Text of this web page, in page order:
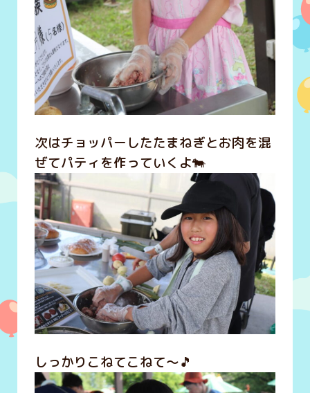
次はチョッパーしたたまねぎとお肉を混
ぜてパティを作っていくよ🐄
しっかりこねてこねて～🎵